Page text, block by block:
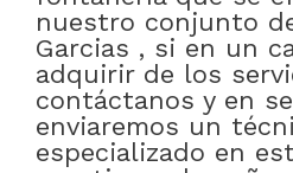
nuestro conjunto
Garcias , si en un
adquirir de los
contáctanos y en
enviaremos un
especializado en